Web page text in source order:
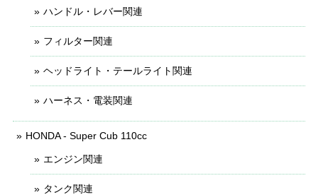
ハンドル・レバー関連
フィルター関連
ヘッドライト・テールライト関連
ハーネス・電装関連
HONDA - Super Cub 110cc
エンジン関連
タンク関連